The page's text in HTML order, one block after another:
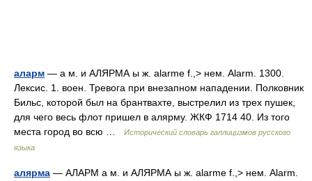
аларм — а м. и АЛЯРМА ы ж. alarme f.,> нем. Alarm. 1300.
Лексис. 1. воен. Тревога при внезапном нападении. Полковник
Бильс, которой был на брантвахте, выстрелил из трех пушек,
для чего весь флот пришел в алярму. ЖКФ 1714 40. Из того
места город во всю …
Исторический словарь галлицизмов русского
языка
алярма — АЛАРМ а м. и АЛЯРМА ы ж. alarme f.,> нем. Alarm.